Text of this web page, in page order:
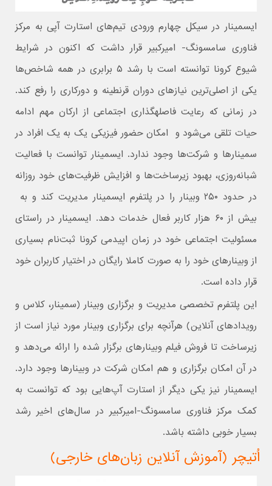
ایسمینار در سیکل چهارم ورودی تیم‌های استارت آپی به مرکز
فناوری سامسونگ- امیرکبیر قرار داشت که اکنون در شرایط
شیوع کرونا توانسته است با رشد ۵ برابری در همه شاخص‌ها
یکی از اصلی‌ترین نیازهای دوران قرنطینه و دورکاری را رفع کند.
در زمانی که رعایت فاصله‎گذاری اجتماعی از ارکان مهم ادامه
حیات تلقی می‌شود و امکان حضور فیزیکی یک به یک افراد در
سمینارها و شرکت‌ها وجود ندارد. ایسمینار توانست با فعالیت
شبانه‌روزی، بهبود زیرساخت‌ها و افزایش ظرفیت‌های خود روزانه
در حدود ۲۵۰ وبینار را در پلتفرم ایسمینار مدیریت کند و به
بیش از ۶۰ هزار کاربر فعال خدمات دهد. ایسمینار در راستای
مسئولیت اجتماعی خود در زمان اپیدمی کرونا ثبت‌نام بسیاری
از وبینارهای خود را به صورت کاملا رایگان در اختیار کاربران خود
قرار داده است.
این پلتفرم تخصصی مدیریت و برگزاری وبینار (سمینار، کلاس و
رویدادهای آنلاین) هرآنچه برای برگزاری وبینار مورد نیاز است از
زیرساخت تا فروش فیلم وبینارهای برگزار شده را ارائه می‌دهد و
در آن امکان برگزاری و هم امکان شرکت در وبینارها وجود دارد.
ایسمینار نیز یکی دیگر از استارت آپ‌هایی بود که توانست به
کمک مرکز فناوری سامسونگ-امیرکبیر در سال‌های اخیر رشد
بسیار خوبی داشته باشد.
اُتیچر (آموزش آنلاین زبان‌های خارجی)